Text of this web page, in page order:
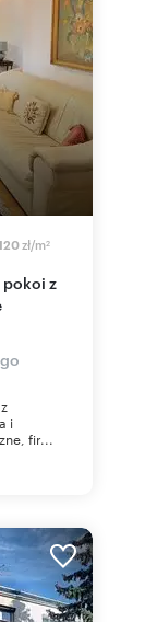
zł/m2
i
fir...